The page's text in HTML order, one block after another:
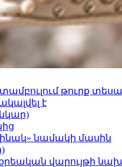
թուրք
է
նամակի մասին
վարույթի